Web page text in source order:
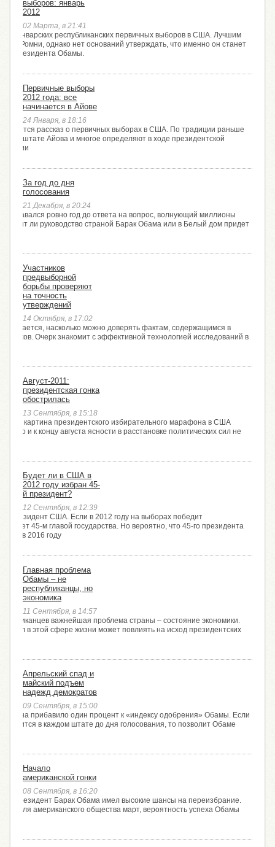
выборов: январь
2012
02 Марта, в 21:41
январских республиканских первичных выборов в США. Лучшим
был Ромни, однако нет оснований утверждать, что именно он станет
президента Обамы.
Первичные выборы
2012 года: все
начинается в Айове
24 Января, в 18:16
рассказ о первичных выборах в США. По традиции раньше
в штате Айова и многое определяют в ходе президентской
За год до дня
голосования
21 Декабря, в 20:24
оставался ровно год до ответа на вопрос, волнующий миллионы
ли руководство страной Барак Обама или в Белый дом придет
Участников
предвыборной
борьбы проверяют
на точность
утверждений
14 Октября, в 17:02
изучается, насколько можно доверять фактам, содержащимся в
Очерк знакомит с эффективной технологией исследований в
Август-2011:
президентская гонка
обострилась
13 Сентября, в 15:18
картина президентского избирательного марафона в США
Но и к концу августа ясности в расстановке политических сил не
Будет ли в США в
2012 году избран 45-
й президент?
12 Сентября, в 12:39
й президент США. Если в 2012 году на выборах победит
станет 45-м главой государства. Но вероятно, что 45-го президента
в 2016 году
Главная проблема
Обамы – не
республиканцы, но
экономика
11 Сентября, в 14:57
важнейшая проблема страны – состояние экономики.
дел в этой сфере жизни может повлиять на исход президентских
Апрельский спад и
майский подъем
надежд демократов
09 Сентября, в 15:00
прибавило один процент к «индексу одобрения» Обамы. Если
в каждом штате до дня голосования, то позволит Обаме
Начало
американской гонки
08 Сентября, в 16:20
президент Барак Обама имел высокие шансы на переизбрание.
для американского общества март, вероятность успеха Обамы